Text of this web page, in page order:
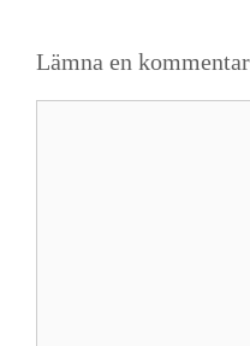
Lämna en kommentar